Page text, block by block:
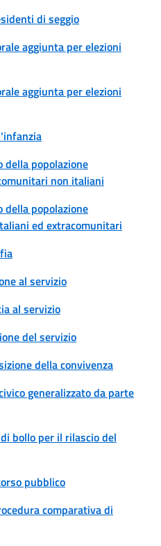
di seggio
aggiunta per elezioni
aggiunta per elezioni
della popolazione
non italiani
della popolazione
ed extracomunitari
al servizio
al servizio
del servizio
della convivenza
generalizzato da parte
bollo per il rilascio del
pubblico
comparativa di